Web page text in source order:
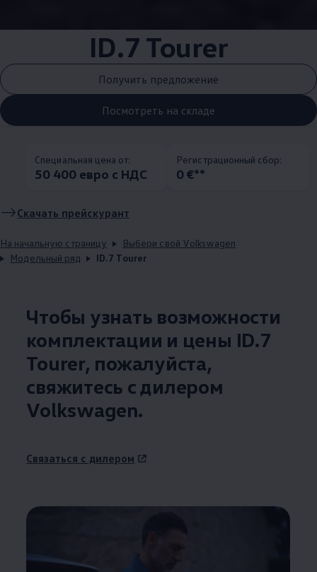
ID.7 Tourer
Получить предложение
Посмотреть на складе
Специальная цена от:
50 400 евро с НДС
Pегистрационный сбор:
0 €**
Скачать прейскурант
На начальную страницу
Выбери свой Volkswagen
Модельный ряд
ID.7 Tourer
Чтобы узнать возможности
комплектации и цены ID.7
Tourer, пожалуйста,
свяжитесь с дилером
Volkswagen.
Связаться с дилером